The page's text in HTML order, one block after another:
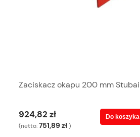
Zaciskacz okapu 200 mm Stubai
924,82 zł
(netto:751,89 zł )
Do koszyka